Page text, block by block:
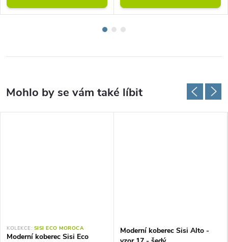
KOLEKCE: SISI ECO MOROCA
Moderní koberec Sisi Eco
Moderní koberec Sisi Alto -